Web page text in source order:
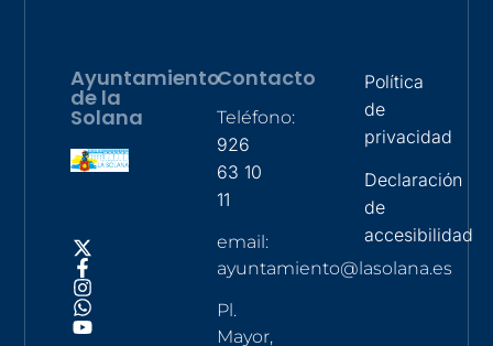
Ayuntamiento
de la
Solana
Contacto
Teléfono:
926
63 10
11
email:
ayuntamiento@lasolana.es
Pl.
Mayor,
Política
de
privacidad
Declaración
de
accesibilidad